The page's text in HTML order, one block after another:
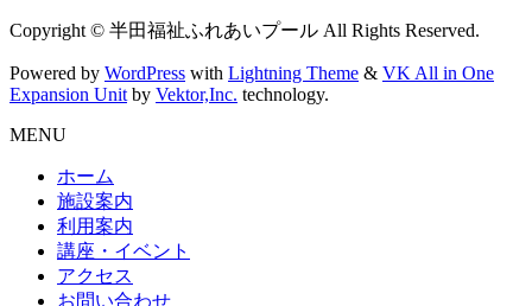
Copyright © 半田福祉ふれあいプール All Rights Reserved.
Powered by WordPress with Lightning Theme & VK All in One
Expansion Unit by Vektor,Inc. technology.
MENU
ホーム
施設案内
利用案内
講座・イベント
アクセス
お問い合わせ